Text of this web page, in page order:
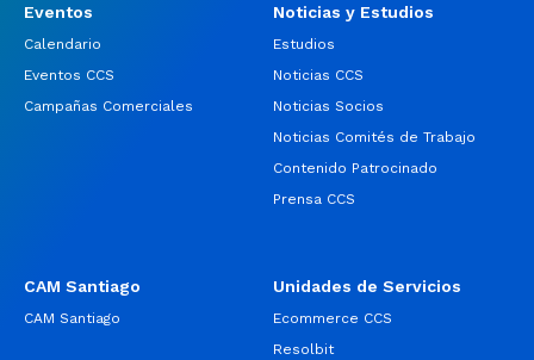
Eventos
Calendario
Eventos CCS
Campañas Comerciales
Noticias y Estudios
Estudios
Noticias CCS
Noticias Socios
Noticias Comités de Trabajo
Contenido Patrocinado
Prensa CCS
CAM Santiago
CAM Santiago
Unidades de Servicios
Ecommerce CCS
Resolbit